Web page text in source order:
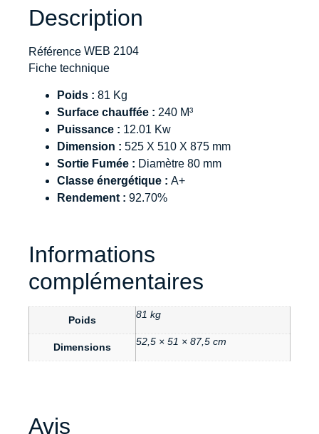
Description
Référence WEB 2104
Fiche technique
Poids : 81 Kg
Surface chauffée : 240 M³
Puissance : 12.01 Kw
Dimension : 525 X 510 X 875 mm
Sortie Fumée : Diamètre 80 mm
Classe énergétique : A+
Rendement : 92.70%
Informations
complémentaires
Poids 81 kg
Dimensions 52,5 × 51 × 87,5 cm
Avis